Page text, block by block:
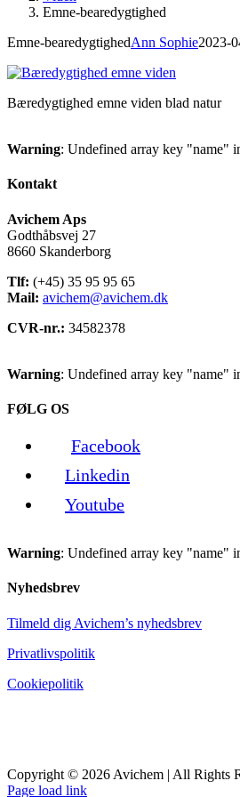
Emne-bearedygtighed
Emne-bearedygtighedAnn Sophie2023-
Bæredygtighed emne viden blad natur
Warning: Undefined array key "name"
Kontakt
Avichem Aps
Godthåbsvej 27
8660 Skanderborg
Tlf: (+45) 35 95 95 65
Mail: avichem@avichem.dk
CVR-nr.: 34582378
Warning: Undefined array key "name"
FØLG OS
Facebook
Linkedin
Youtube
Warning: Undefined array key "name"
Nyhedsbrev
Tilmeld dig Avichem’s nyhedsbrev
Privatlivspolitik
Cookiepolitik
Copyright © 2026 Avichem | All Rights
Page load link